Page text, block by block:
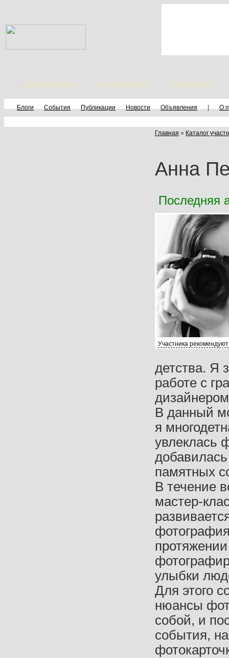
Дети модели Фотографы Стилисты
Блоги События Публикации Новости Объявления | О
Главная » Каталог
Анна
Последняя
Участника рекомендуют
детства. Я
работе с
В данный
я
увлеклась
памятных
В течение
мастер-
улыбки
Для этого
нюансы
собой, и
события,